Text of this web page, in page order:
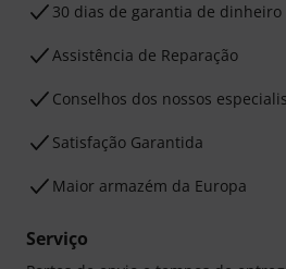
30 dias de garantia de dinheiro
Assistência de Reparação
Conselhos dos nossos
Satisfação Garantida
Maior armazém da Europa
Serviço